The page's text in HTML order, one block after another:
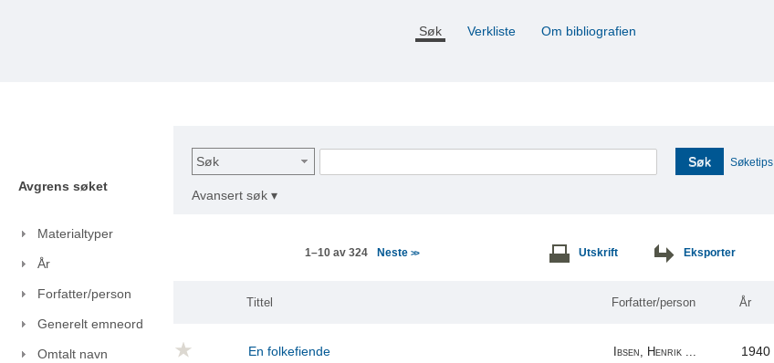
Søk Verkliste Om bibliografien
Avgrens søket
Materialtyper
År
Forfatter/person
Generelt emneord
Omtalt navn
Søk Søk Søketips
Avansert søk ▾
1–10 av 324 Neste >> Utskrift Eksporter
Tittel Forfatter/person År
En folkefiende Ibsen, Henrik ... 1940